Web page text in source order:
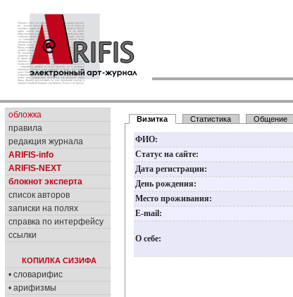
обложка
правила
редакция журнала
ARIFIS-info
ARIFIS-NEXT
блокнот эксперта
список авторов
записки на полях
справка по интерфейсу
ссылки
КОПИЛКА СИЗИФА
• словарифис
• арифизмы
Визитка Статистика Общение
ФИО:
Статус на сайте:
Дата регистрации:
День рождения:
Место проживания:
E-mail:
О себе: